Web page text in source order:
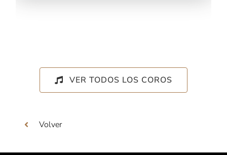
VER TODOS LOS COROS
Volver